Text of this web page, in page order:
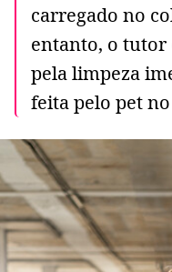
carregado no
entanto, o tutor
pela limpeza
feita pelo pet